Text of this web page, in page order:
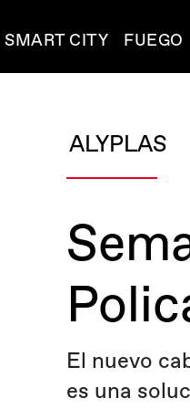
SMART CITY FUEGO
ALYPLAS
El nuevo
es una